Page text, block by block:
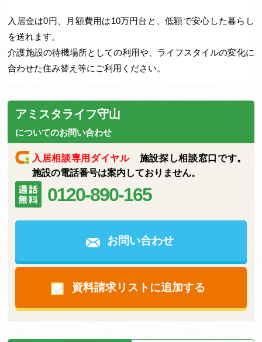
入居金は0円、月額費用は10万円台と、低額で安心した暮らし
を送れます。
介護施設の待機場所としての利用や、ライフスタイルの変化に
合わせた住み替え等にご利用ください。
アミスタライフ守山
についてのお問い合わせ
入居相談専用ダイヤル施設探し相談窓口です。
施設の電話番号は案内しておりません。
0120-890-165
お問い合わせ
資料請求リストに追加する